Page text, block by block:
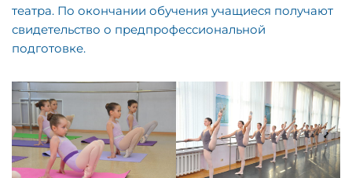
театра. По окончании обучения учащиеся получают
свидетельство о предпрофессиональной
подготовке.